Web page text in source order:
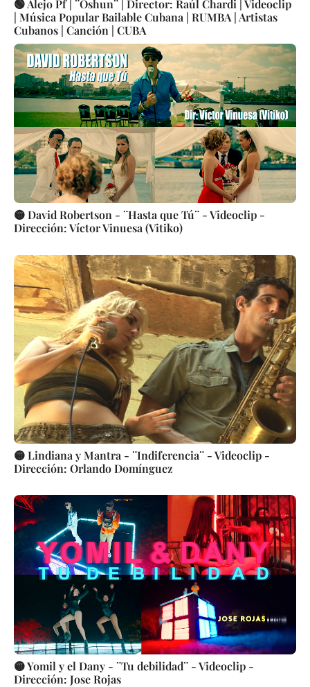
🟢 Alejo Pf | ¨Oshun¨ | Director: Raúl Chardi | Videoclip
| Música Popular Bailable Cubana | RUMBA | Artistas
Cubanos | Canción | CUBA
🟡 David Robertson - ¨Hasta que Tú¨ - Videoclip -
Dirección: Víctor Vinuesa (Vitiko)
🟡 Lindiana y Mantra - ¨Indiferencia¨ - Videoclip -
Dirección: Orlando Domínguez
🟡 Yomil y el Dany - ¨Tu debilidad¨ - Videoclip -
Dirección: Jose Rojas